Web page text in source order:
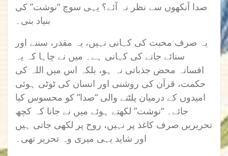
صدا آنکھوں سے نظر نہ آئے؟ یہی سوچ “نوشت” کی
بنیاد بنی۔
یہ صرف محبت کی کہانی نہیں، یہ مقدر، سننے اور
سنائے جانے کی کہانی ہے۔ میں نے چاہا کہ یہ
افسانہ محض جذباتی نہ ہو، بلکہ اس میں اللہ کی
حکمت، قرآن کی روشنی اور انسان کی ٹوٹی ہوئی
امیدوں کے درمیان پلٹنے والی “صدا” کو محسوس کیا
جائے۔ “نوشت” لکھتے ہوئے میں نے جانا کہ کچھ
تحریریں صرف کاغذ پر نہیں، روح پر لکھی جاتی ہیں
اور شاید یہی میری وہ تحریر تھی۔